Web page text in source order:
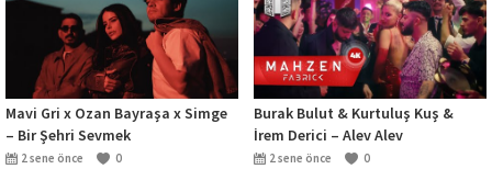
Mavi Gri x Ozan Bayraşa x Simge
– Bir Şehri Sevmek
2 sene önce 0
Burak Bulut & Kurtuluş Kuş &
İrem Derici – Alev Alev
2 sene önce 0